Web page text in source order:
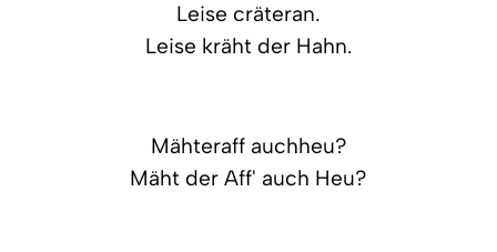
Leise cräteran.
Leise kräht der Hahn.
Mähteraff auchheu?
Mäht der Aff' auch Heu?